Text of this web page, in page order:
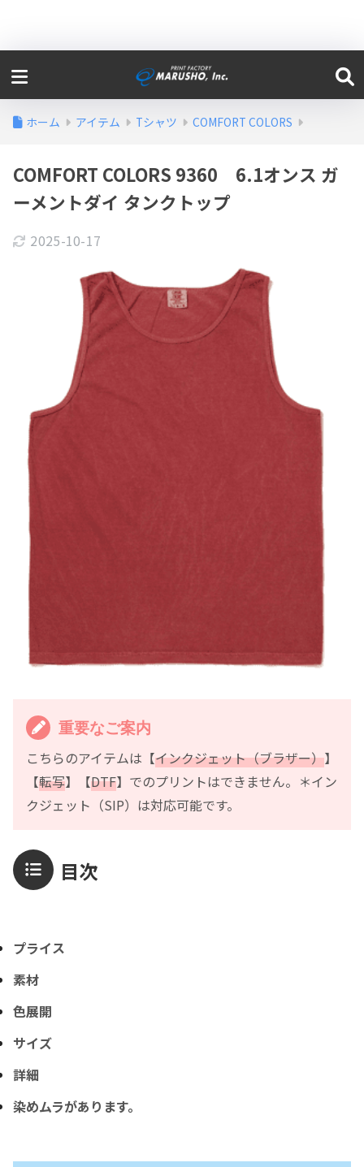
ホーム アイテム Tシャツ COMFORT COLORS
COMFORT COLORS 9360 6.1オンス ガ
ーメントダイ タンクトップ
2025-10-17
重要なご案内
こちらのアイテムは【インクジェット（ブラザー）】
【転写】【DTF】でのプリントはできません。＊イン
クジェット（SIP）は対応可能です。
目次
プライス
素材
色展開
サイズ
詳細
染めムラがあります。